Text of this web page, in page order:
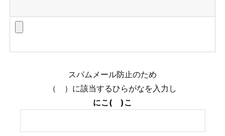
スパムメール防止のため
（ ）に該当するひらがなを入力し
にこ( )こ